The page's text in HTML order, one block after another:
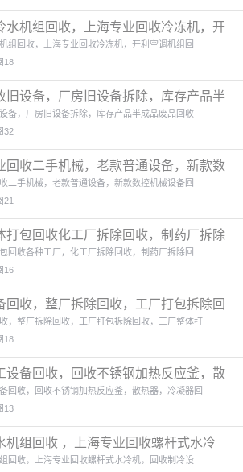
水机组回收，上海专业回收冷冻机，开
组回收3图
组回收，上海专业回收冷冻机，开利空调机组回
18
旧设备，厂房旧设备拆除，库存产品半
回收 2图
备，厂房旧设备拆除，库存产品半成品废品回收
32
回收二手机械，老款普通设备，新款数
备回收 1图
二手机械，老款普通设备，新款数控机械设备回
21
打包回收化工厂拆除回收，制药厂拆除
子厂拆除回4图
回收各种工厂，化工厂拆除回收，制药厂拆除回
16
回收，整厂拆除回收，工厂打包拆除回
整体打包回 4图
，整厂拆除回收，工厂打包拆除回收，工厂整体打
18
设备回收，回收不锈钢加热反应釜，散
凝器回收4图
回收，回收不锈钢加热反应釜，散热器，冷凝器回
13
机组回收 ，上海专业回收螺杆式水冷
回收，上海专业回收螺杆式水冷机，回收制冷设